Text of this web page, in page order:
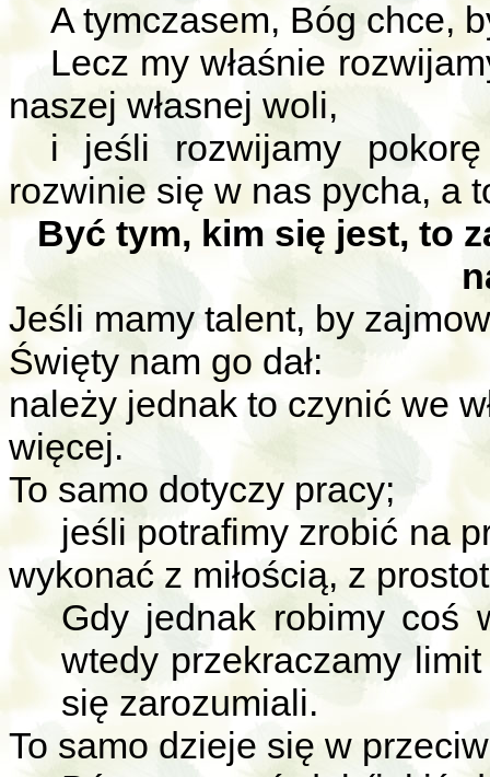
A tymczasem, Bóg chce,
Lecz my właśnie
naszej własnej woli,
i jeśli rozwijamy
rozwinie się w nas pycha, a
Być tym, kim się jest, to
Jeśli mamy talent, by
Święty nam go dał:
należy jednak to czynić we
więcej.
To samo dotyczy pracy;
jeśli potrafimy zrobić na
wykonać z miłością, z
Gdy jednak robimy coś
wtedy przekraczamy
się zarozumiali.
To samo dzieje się w